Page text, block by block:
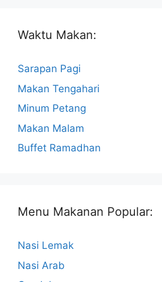
Waktu Makan:
Sarapan Pagi
Makan Tengahari
Minum Petang
Makan Malam
Buffet Ramadhan
Menu Makanan Popular:
Nasi Lemak
Nasi Arab